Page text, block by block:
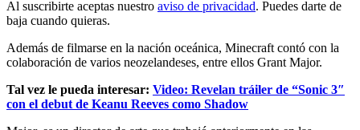
Al suscribirte aceptas nuestro aviso de privacidad. Puedes darte de
baja cuando quieras.
Además de filmarse en la nación oceánica, Minecraft contó con la
colaboración de varios neozelandeses, entre ellos Grant Major.
Tal vez le pueda interesar: Video: Revelan tráiler de “Sonic 3″
con el debut de Keanu Reeves como Shadow